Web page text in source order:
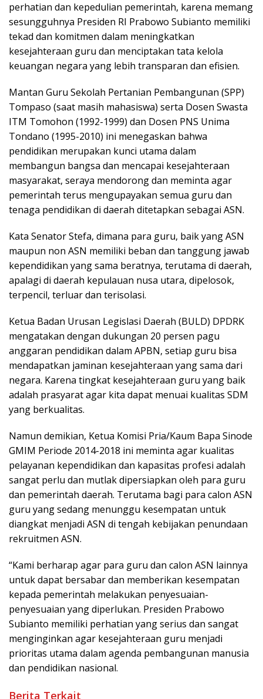
perhatian dan kepedulian pemerintah, karena memang
sesungguhnya Presiden RI Prabowo Subianto memiliki
tekad dan komitmen dalam meningkatkan
kesejahteraan guru dan menciptakan tata kelola
keuangan negara yang lebih transparan dan efisien.
Mantan Guru Sekolah Pertanian Pembangunan (SPP)
Tompaso (saat masih mahasiswa) serta Dosen Swasta
ITM Tomohon (1992-1999) dan Dosen PNS Unima
Tondano (1995-2010) ini menegaskan bahwa
pendidikan merupakan kunci utama dalam
membangun bangsa dan mencapai kesejahteraan
masyarakat, seraya mendorong dan meminta agar
pemerintah terus mengupayakan semua guru dan
tenaga pendidikan di daerah ditetapkan sebagai ASN.
Kata Senator Stefa, dimana para guru, baik yang ASN
maupun non ASN memiliki beban dan tanggung jawab
kependidikan yang sama beratnya, terutama di daerah,
apalagi di daerah kepulauan nusa utara, dipelosok,
terpencil, terluar dan terisolasi.
Ketua Badan Urusan Legislasi Daerah (BULD) DPDRK
mengatakan dengan dukungan 20 persen pagu
anggaran pendidikan dalam APBN, setiap guru bisa
mendapatkan jaminan kesejahteraan yang sama dari
negara. Karena tingkat kesejahteraan guru yang baik
adalah prasyarat agar kita dapat menuai kualitas SDM
yang berkualitas.
Namun demikian, Ketua Komisi Pria/Kaum Bapa Sinode
GMIM Periode 2014-2018 ini meminta agar kualitas
pelayanan kependidikan dan kapasitas profesi adalah
sangat perlu dan mutlak dipersiapkan oleh para guru
dan pemerintah daerah. Terutama bagi para calon ASN
guru yang sedang menunggu kesempatan untuk
diangkat menjadi ASN di tengah kebijakan penundaan
rekruitmen ASN.
“Kami berharap agar para guru dan calon ASN lainnya
untuk dapat bersabar dan memberikan kesempatan
kepada pemerintah melakukan penyesuaian-
penyesuaian yang diperlukan. Presiden Prabowo
Subianto memiliki perhatian yang serius dan sangat
menginginkan agar kesejahteraan guru menjadi
prioritas utama dalam agenda pembangunan manusia
dan pendidikan nasional.
Berita Terkait